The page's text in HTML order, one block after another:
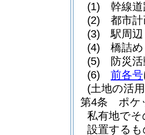
(1)
幹線
(2)
都市
(3)
駅周辺
(4)
橋詰め
(5)
防災
(6)
前各号
(土地の活
第4条
ポケ
私有地で
設置する